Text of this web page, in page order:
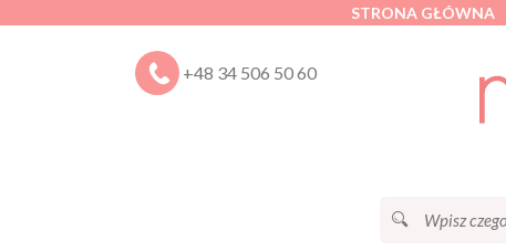
STRONA GŁÓWNA
+48 34 506 50 60